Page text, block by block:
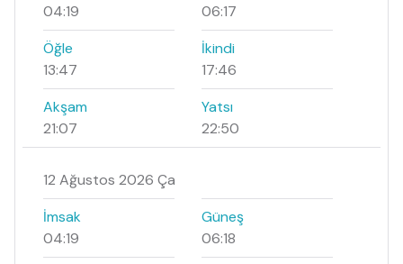
04:19
06:17
Öğle
13:47
İkindi
17:46
Akşam
21:07
Yatsı
22:50
12 Ağustos 2026 Ça
İmsak
04:19
Güneş
06:18